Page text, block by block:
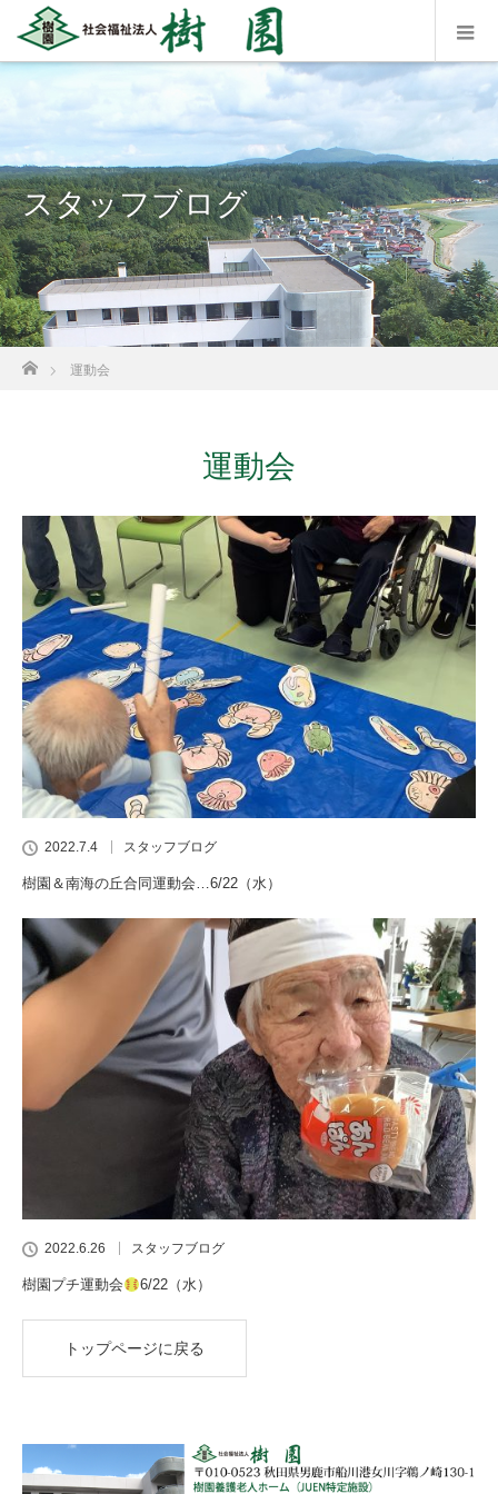
スタッフブログ
ホーム
運動会
運動会
2022.7.4 スタッフブログ
樹園＆南海の丘合同運動会…6/22（水）
2022.6.26 スタッフブログ
樹園プチ運動会 6/22（水）
トップページに戻る